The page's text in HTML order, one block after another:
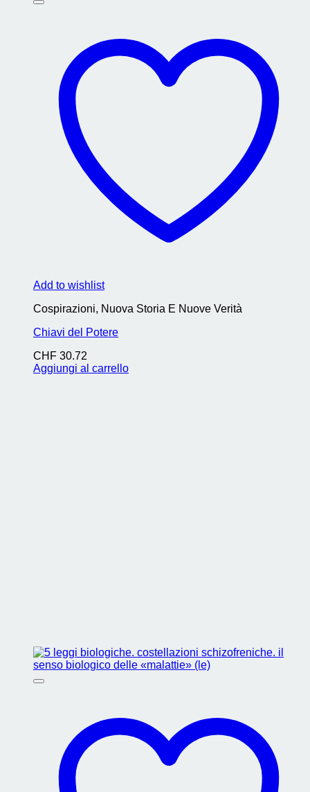
Add to wishlist
Cospirazioni, Nuova Storia E Nuove Verità
Chiavi del Potere
CHF 30.72
Aggiungi al carrello